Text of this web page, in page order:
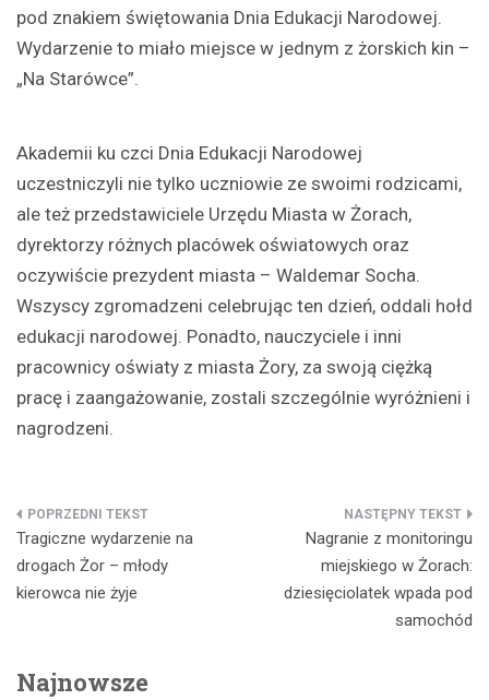
pod znakiem świętowania Dnia Edukacji Narodowej.
Wydarzenie to miało miejsce w jednym z żorskich kin –
„Na Starówce”.
Akademii ku czci Dnia Edukacji Narodowej
uczestniczyli nie tylko uczniowie ze swoimi rodzicami,
ale też przedstawiciele Urzędu Miasta w Żorach,
dyrektorzy różnych placówek oświatowych oraz
oczywiście prezydent miasta – Waldemar Socha.
Wszyscy zgromadzeni celebrując ten dzień, oddali hołd
edukacji narodowej. Ponadto, nauczyciele i inni
pracownicy oświaty z miasta Żory, za swoją ciężką
pracę i zaangażowanie, zostali szczególnie wyróżnieni i
nagrodzeni.
Nawigacja
wpisu
Tragiczne wydarzenie na
drogach Żor – młody
kierowca nie żyje
Nagranie z monitoringu
miejskiego w Żorach:
dziesięciolatek wpada pod
samochód
Najnowsze